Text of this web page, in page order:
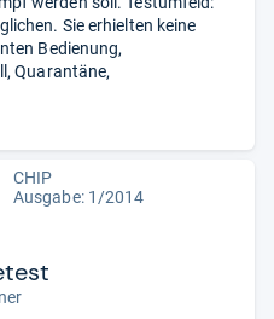
Sie erhielten keine
Bedienung,
Quarantäne,
CHIP
Ausgabe: 1/2014